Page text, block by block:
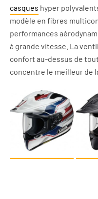
casques hyper
modèle en fibres
performances
à grande vitesse. La
confort au-dessus de
concentre le meilleur de